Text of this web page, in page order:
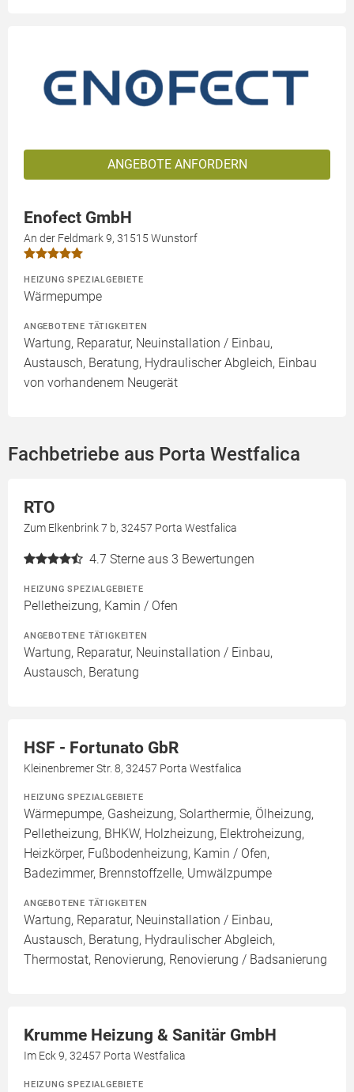
ANGEBOTE ANFORDERN
Enofect GmbH
An der Feldmark 9, 31515 Wunstorf
HEIZUNG SPEZIALGEBIETE
Wärmepumpe
ANGEBOTENE TÄTIGKEITEN
Wartung, Reparatur, Neuinstallation / Einbau,
Austausch, Beratung, Hydraulischer Abgleich, Einbau
von vorhandenem Neugerät
Fachbetriebe aus Porta Westfalica
RTO
Zum Elkenbrink 7 b, 32457 Porta Westfalica
4.7 Sterne aus 3 Bewertungen
HEIZUNG SPEZIALGEBIETE
Pelletheizung, Kamin / Ofen
ANGEBOTENE TÄTIGKEITEN
Wartung, Reparatur, Neuinstallation / Einbau,
Austausch, Beratung
HSF - Fortunato GbR
Kleinenbremer Str. 8, 32457 Porta Westfalica
HEIZUNG SPEZIALGEBIETE
Wärmepumpe, Gasheizung, Solarthermie, Ölheizung,
Pelletheizung, BHKW, Holzheizung, Elektroheizung,
Heizkörper, Fußbodenheizung, Kamin / Ofen,
Badezimmer, Brennstoffzelle, Umwälzpumpe
ANGEBOTENE TÄTIGKEITEN
Wartung, Reparatur, Neuinstallation / Einbau,
Austausch, Beratung, Hydraulischer Abgleich,
Thermostat, Renovierung, Renovierung / Badsanierung
Krumme Heizung & Sanitär GmbH
Im Eck 9, 32457 Porta Westfalica
HEIZUNG SPEZIALGEBIETE